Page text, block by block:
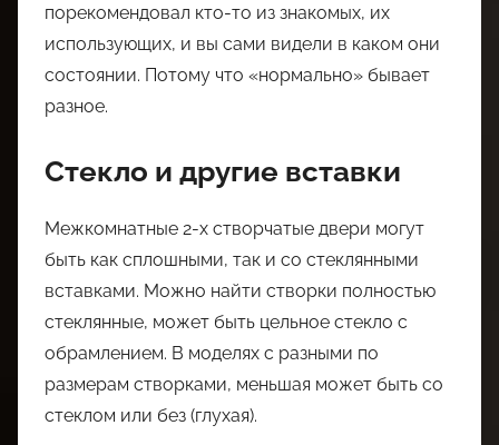
порекомендовал кто-то из знакомых, их
использующих, и вы сами видели в каком они
состоянии. Потому что «нормально» бывает
разное.
Стекло и другие вставки
Межкомнатные 2-х створчатые двери могут
быть как сплошными, так и со стеклянными
вставками. Можно найти створки полностью
стеклянные, может быть цельное стекло с
обрамлением. В моделях с разными по
размерам створками, меньшая может быть со
стеклом или без (глухая).